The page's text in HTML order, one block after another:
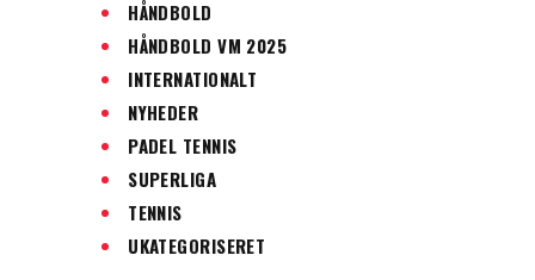
HÅNDBOLD
HÅNDBOLD VM 2025
INTERNATIONALT
NYHEDER
PADEL TENNIS
SUPERLIGA
TENNIS
UKATEGORISERET